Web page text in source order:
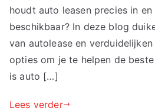
houdt auto leasen precies in
beschikbaar? In deze blog
van autolease en
opties om je te helpen de
is auto […]
Lees verder